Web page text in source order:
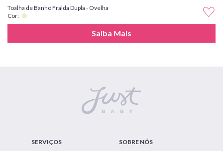
Toalha de Banho Fralda Dupla - Ovelha
Cor:
Saiba Mais
SERVIÇOS SOBRE NÓS